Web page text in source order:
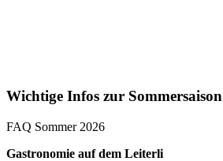
Wichtige Infos zur Sommersaison
FAQ Sommer 2026
Gastronomie auf dem Leiterli